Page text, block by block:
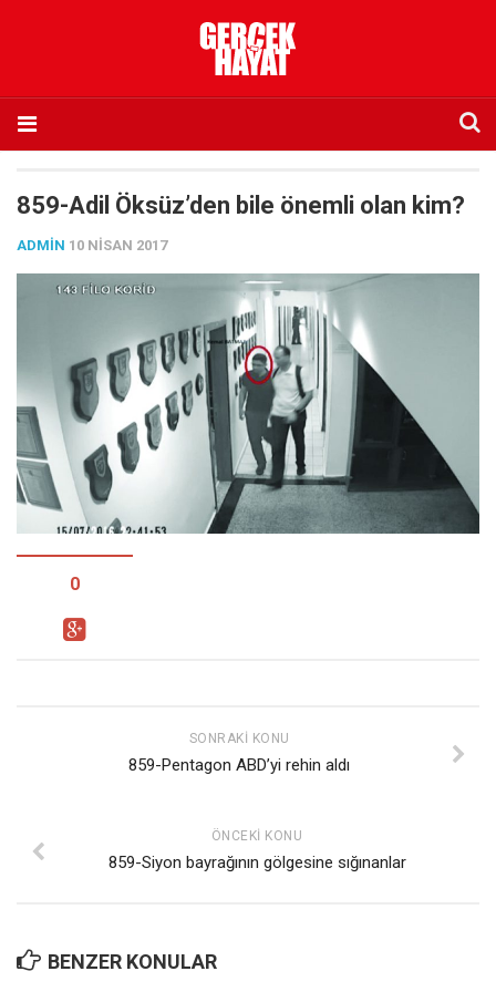
Hakkımızda
Künye
İletişim
Abone olmak istiyorum
Satış noktası listesi
Eksik sayıların temini
Sosyal Medya
Twitter
Facebook
Editörden
Yvonne Ridley
Leyla Şerif Emin
859-Adil Öksüz’den bile önemli olan kim?
ADMIN 10 NISAN 2017
0
SONRAKI KONU
859-Pentagon ABD’yi rehin aldı
ÖNCEKI KONU
859-Siyon bayrağının gölgesine sığınanlar
BENZER KONULAR